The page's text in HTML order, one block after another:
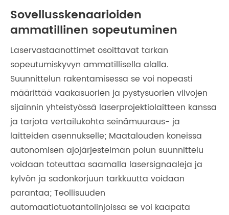
Sovellusskenaarioiden
ammatillinen sopeutuminen
Laservastaanottimet osoittavat tarkan
sopeutumiskyvyn ammatillisella alalla.
Suunnittelun rakentamisessa se voi nopeasti
määrittää vaakasuorien ja pystysuorien viivojen
sijainnin yhteistyössä laserprojektiolaitteen kanssa
ja tarjota vertailukohta seinämuuraus- ja
laitteiden asennukselle; Maatalouden koneissa
autonomisen ajojärjestelmän polun suunnittelu
voidaan toteuttaa saamalla lasersignaaleja ja
kylvön ja sadonkorjuun tarkkuutta voidaan
parantaa; Teollisuuden
automaatiotuotantolinjoissa se voi kaapata